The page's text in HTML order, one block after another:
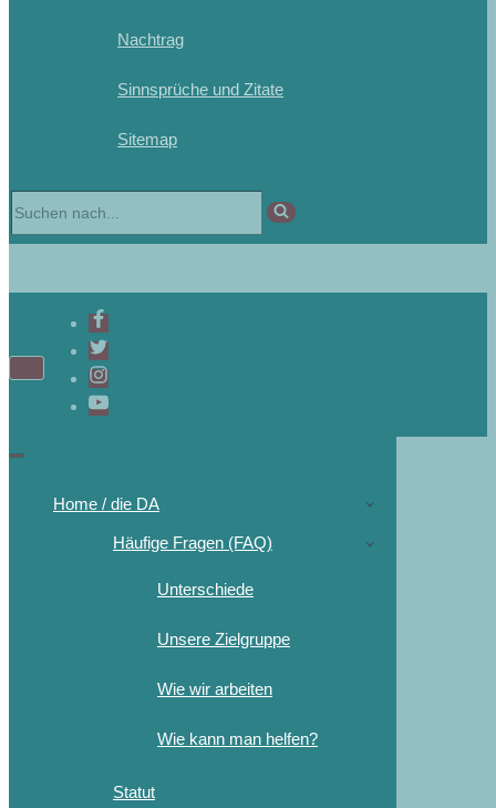
Nachtrag
Sinnsprüche und Zitate
Sitemap
Home / die DA
Häufige Fragen (FAQ)
Unterschiede
Unsere Zielgruppe
Wie wir arbeiten
Wie kann man helfen?
Statut